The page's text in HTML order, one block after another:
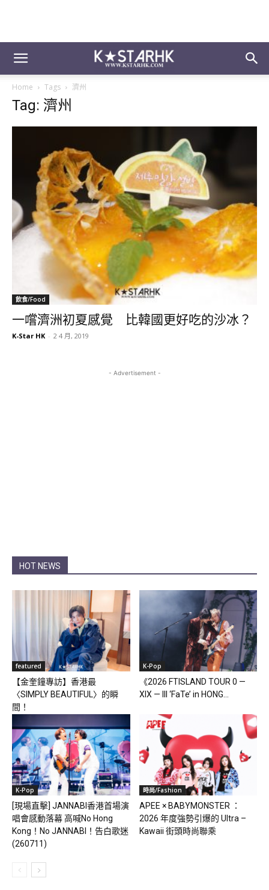
Home Tags 濟州
Tag: 濟州
飲食/Food
一嚐濟洲初夏感覺 比韓國更好吃的沙冰？
K-Star HK - 2 4 月, 2019
- Advertisement -
HOT NEWS
featured
【金奎鐘專訪】香港最
〈SIMPLY BEAUTIFUL〉的瞬
間！
K-Pop
《2026 FTISLAND TOUR 0 —
XIX — III ‘FaTe’ in HONG...
K-Pop
[現場直擊] JANNABI香港首場演
唱會感動落幕 高喊No Hong
Kong！No JANNABI！告白歌迷
(260711)
時尚/Fashion
APEE × BABYMONSTER ：
2026 年度強勢引爆的 Ultra –
Kawaii 街頭時尚聯乘